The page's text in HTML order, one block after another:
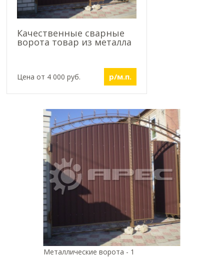
Качественные сварные
ворота товар из металла
Цена от 4 000 руб. р/м.п.
Металлические ворота - 1